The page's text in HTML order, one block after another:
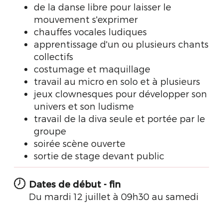
de la danse libre pour laisser le
mouvement s'exprimer
chauffes vocales ludiques
apprentissage d'un ou plusieurs chants
collectifs
costumage et maquillage
travail au micro en solo et à plusieurs
jeux clownesques pour développer son
univers et son ludisme
travail de la diva seule et portée par le
groupe
soirée scène ouverte
sortie de stage devant public
Dates de début - fin
Du mardi 12 juillet à 09h30 au samedi